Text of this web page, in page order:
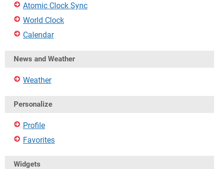
Atomic Clock Sync
World Clock
Calendar
News and Weather
Weather
Personalize
Profile
Favorites
Widgets